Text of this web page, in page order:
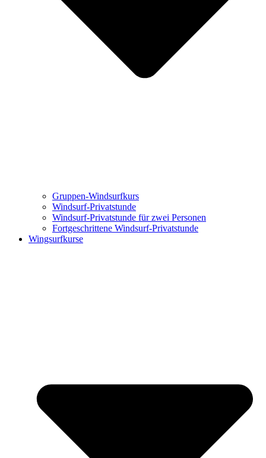
Gruppen-Windsurfkurs
Windsurf-Privatstunde
Windsurf-Privatstunde für zwei Personen
Fortgeschrittene Windsurf-Privatstunde
Wingsurfkurse